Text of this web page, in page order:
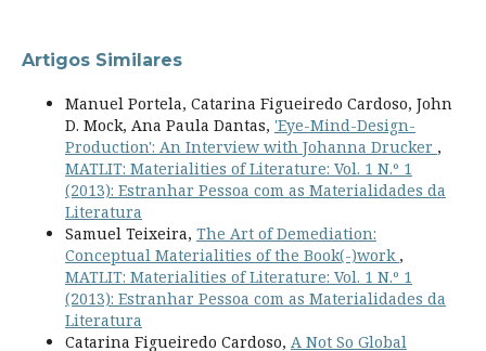
Artigos Similares
Manuel Portela, Catarina Figueiredo Cardoso, John
D. Mock, Ana Paula Dantas, 'Eye-Mind-Design-
Production': An Interview with Johanna Drucker ,
MATLIT: Materialities of Literature: Vol. 1 N.º 1
(2013): Estranhar Pessoa com as Materialidades da
Literatura
Samuel Teixeira, The Art of Demediation:
Conceptual Materialities of the Book(-)work ,
MATLIT: Materialities of Literature: Vol. 1 N.º 1
(2013): Estranhar Pessoa com as Materialidades da
Literatura
Catarina Figueiredo Cardoso, A Not So Global